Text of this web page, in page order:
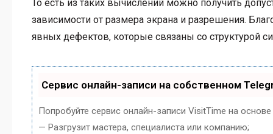
То есть из таких вычислений можно получить
зависимости от размера экрана и разрешения.
явных дефектов, которые связаны со структурой
Сервис онлайн-записи на собственном
Попробуйте сервис онлайн-записи VisitTime на
— Разгрузит мастера, специалиста или компанию;